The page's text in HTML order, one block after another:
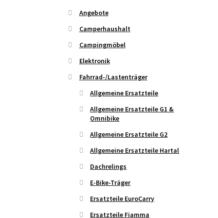
Angebote
Camperhaushalt
Campingmöbel
Elektronik
Fahrrad-/Lastenträger
Allgemeine Ersatzteile
Allgemeine Ersatzteile G1 &
Omnibike
Allgemeine Ersatzteile G2
Allgemeine Ersatzteile Hartal
Dachrelings
E-Bike-Träger
Ersatzteile EuroCarry
Ersatzteile Fiamma